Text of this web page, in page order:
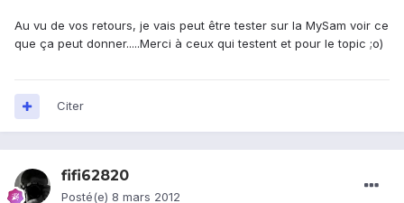
Au vu de vos retours, je vais peut être tester sur la MySam voir ce
que ça peut donner.....Merci à ceux qui testent et pour le topic ;o)
Citer
fifi62820
Posté(e) 8 mars 2012